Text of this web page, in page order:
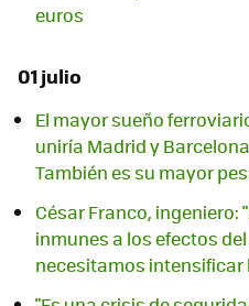
euros
01 julio
El mayor sueño
uniría Madrid y
También es su mayor
César Franco, ingeniero:
inmunes a los efectos
necesitamos intensificar